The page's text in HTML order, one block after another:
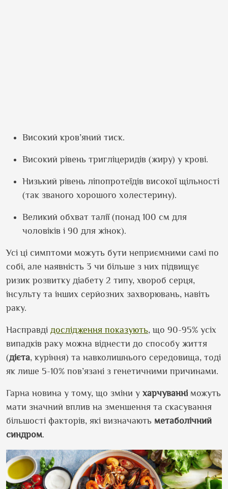
Високий кров’яний тиск.
Високий рівень тригліцеридів (жиру) у крові.
Низький рівень ліпопротеїдів високої щільності
(так званого хорошого холестерину).
Великий обхват талії (понад 100 см для
чоловіків і 90 для жінок).
Усі ці симптоми можуть бути неприємними самі по
собі, але наявність 3 чи більше з них підвищує
ризик розвитку діабету 2 типу, хвороб серця,
інсульту та інших серйозних захворювань, навіть
раку.
Насправді дослідження показують, що 90-95% усіх
випадків раку можна віднести до способу життя
(дієта, куріння) та навколишнього середовища, тоді
як лише 5-10% пов’язані з генетичними причинами.
Гарна новина у тому, що зміни у харчуванні можуть
мати значний вплив на зменшення та скасування
більшості факторів, які визначають метаболічний
синдром.